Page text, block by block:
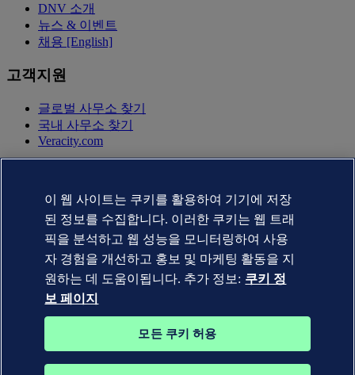
DNV 소개
뉴스 & 이벤트
채용 [English]
고객지원
글로벌 사무소 찾기
국내 사무소 찾기
Veracity.com
Copyright © DNV AS 2025
쿠키 정보 페이지
이 웹 사이트는 쿠키를 활용하여 기기에 저장
된 정보를 수집합니다. 이러한 쿠키는 웹 트래
픽을 분석하고 웹 성능을 모니터링하여 사용
자 경험을 개선하고 홍보 및 마케팅 활동을 지
원하는 데 도움이됩니다. 추가 정보: 쿠키 정
보 페이지
모든 쿠키 허용